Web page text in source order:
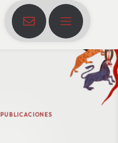
PUBLICACIONES